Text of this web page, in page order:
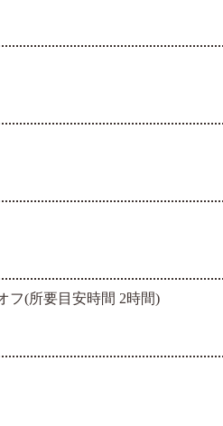
フ(所要目安時間 2時間)